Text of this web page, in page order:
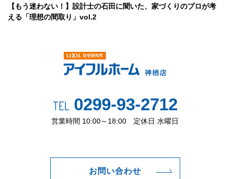
【もう迷わない！】設計士の石田に聞いた、家づくりのプロが考
える「理想の間取り」vol.2
TEL0299-93-2712
営業時間 10:00～18:00 定休日 水曜日
お問い合わせ